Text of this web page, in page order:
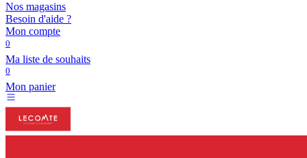
Nos magasins
Besoin d'aide ?
Mon compte
0
Ma liste de souhaits
0
Mon panier